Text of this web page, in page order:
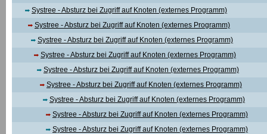
Systree - Absturz bei Zugriff auf Knoten (externes Programm)
Systree - Absturz bei Zugriff auf Knoten (externes Programm)
Systree - Absturz bei Zugriff auf Knoten (externes Programm)
Systree - Absturz bei Zugriff auf Knoten (externes Programm)
Systree - Absturz bei Zugriff auf Knoten (externes Programm)
Systree - Absturz bei Zugriff auf Knoten (externes Programm)
Systree - Absturz bei Zugriff auf Knoten (externes Programm)
Systree - Absturz bei Zugriff auf Knoten (externes Programm)
Systree - Absturz bei Zugriff auf Knoten (externes Programm)